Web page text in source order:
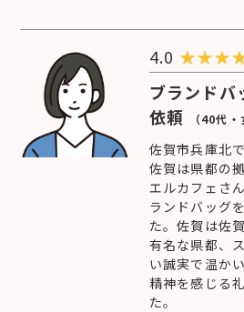
4.0 ★★★
ブランドバ
依頼
（40代・
佐賀市兵庫北
佐賀は県都の
エルカフェさ
ランドバッグ
た。佐賀は佐
有名な県都、
い誠実で温か
精神を感じる
た。